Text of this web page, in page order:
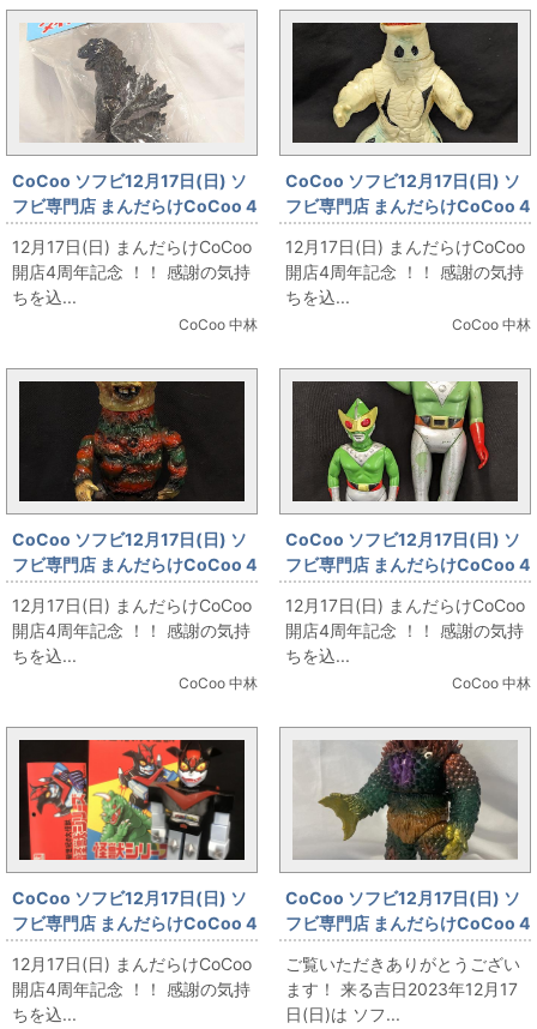
CoCoo ソフビ12月17日(日) ソ
フビ専門店 まんだらけCoCoo 4
周年記念 「パイロットエース 怪
獣ダイナマイツ 1962 ゴジラ 黒
成型」
12月17日(日) まんだらけCoCoo
開店4周年記念 ！！ 感謝の気持
ちを込...
CoCoo 中林
CoCoo ソフビ12月17日(日) ソ
フビ専門店 まんだらけCoCoo 4
周年記念 「マルサン エレキング
薄肌色成型」
12月17日(日) まんだらけCoCoo
開店4周年記念 ！！ 感謝の気持
ちを込...
CoCoo 中林
CoCoo ソフビ12月17日(日) ソ
フビ専門店 まんだらけCoCoo 4
周年記念 「Blood Guts Toys
izumonster 屍怪獣 Toxic Eater
黒成型/フレディカラー」
12月17日(日) まんだらけCoCoo
開店4周年記念 ！！ 感謝の気持
ちを込...
CoCoo 中林
CoCoo ソフビ12月17日(日) ソ
フビ専門店 まんだらけCoCoo 4
周年記念 「無版権 サンダーマス
ク 250mm ＆ バンダイ サンダ
ーマスク 面取れ」
12月17日(日) まんだらけCoCoo
開店4周年記念 ！！ 感謝の気持
ちを込...
CoCoo 中林
CoCoo ソフビ12月17日(日) ソ
フビ専門店 まんだらけCoCoo 4
周年記念 「KOKOLLECTRON デ
ビルロボット」
12月17日(日) まんだらけCoCoo
開店4周年記念 ！！ 感謝の気持
ちを込...
CoCoo ソフビ12月17日(日) ソ
フビ専門店 まんだらけCoCoo 4
周年記念 「怪獣郷 巨大ヤプール
透明緑成型」
ご覧いただきありがとうござい
ます！ 来る吉日2023年12月17
日(日)は ソフ...